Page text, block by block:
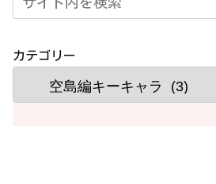
カテゴリー